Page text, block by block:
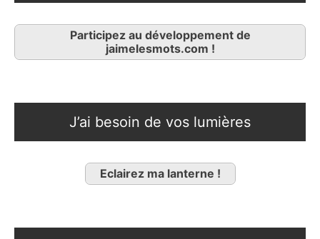
Participez au développement de
jaimelesmots.com !
J’ai besoin de vos lumières
Eclairez ma lanterne !